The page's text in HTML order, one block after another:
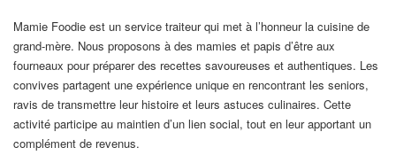
Mamie Foodie est un service traiteur qui met à l’honneur la cuisine de
grand-mère. Nous proposons à des mamies et papis d’être aux
fourneaux pour préparer des recettes savoureuses et authentiques. Les
convives partagent une expérience unique en rencontrant les seniors,
ravis de transmettre leur histoire et leurs astuces culinaires. Cette
activité participe au maintien d’un lien social, tout en leur apportant un
complément de revenus.